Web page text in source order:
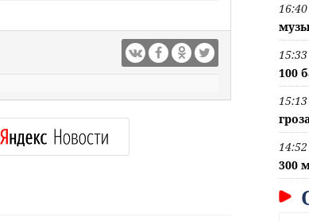
16:40
15:33
100
15:13
14:52
300